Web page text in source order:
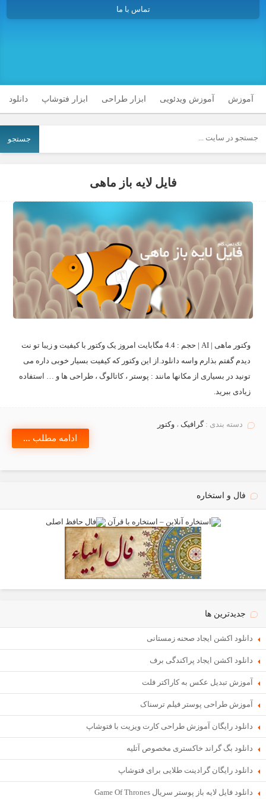
تماس با ما
آموزش آموزش ویدئویی ابزار طراحی ابزار فتوشاپ دانلود
جستجو
فایل لایه باز ماهی
وکتور ماهی | AI | حجم : 4.4 مگابایت امروز یک وکتور با کیفیت و زیبا تو نت
دیدم گفتم بذارم واسه دانلود.از این وکتور که کیفیت بسیار خوبی داره می
تونید در بسیاری از مکانها مانند : پوستر ، کاتالوگ ، طراحی ها و … استفاده
زیادی ببرید.
دسته بندی :گرافیک ،وکتور
ادامه مطلب ...
فال و استخاره
جدیدترین ها
دانلود اکشن ایجاد صحنه زمستانی
دانلود اکشن ایجاد پراکندگی برف
آموزش تبدیل عکس به کاراکتر فلت
آموزش طراحی پوستر فیلم ترسناک
دانلود رایگان آموزش طراحی کارت ویزیت با فتوشاپ
دانلود بگ گراند خاکستری مخصوص آتلیه
دانلود رایگان گرادینت طلایی برای فتوشاپ
دانلود فایل لایه باز پوستر سریال Game Of Thrones